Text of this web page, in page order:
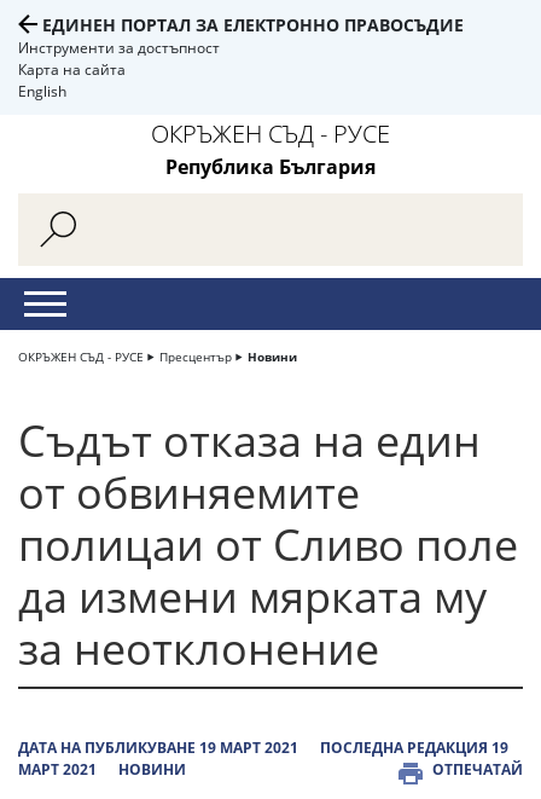
ЕДИНЕН ПОРТАЛ ЗА ЕЛЕКТРОННО ПРАВОСЪДИЕ
Инструменти за достъпност
Карта на сайта
English
ОКРЪЖЕН СЪД - РУСЕ
Република България
ОКРЪЖЕН СЪД - РУСЕ Пресцентър Новини
Съдът отказа на един
от обвиняемите
полицаи от Сливо поле
да измени мярката му
за неотклонение
ДАТА НА ПУБЛИКУВАНЕ 19 МАРТ 2021
ПОСЛЕДНА РЕДАКЦИЯ 19
МАРТ 2021
НОВИНИ ОТПЕЧАТАЙ